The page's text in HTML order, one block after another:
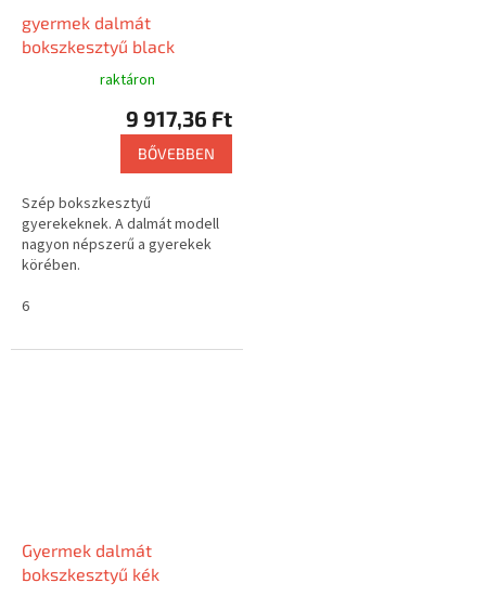
gyermek dalmát
bokszkesztyű black
raktáron
9 917,36 Ft
BŐVEBBEN
Szép bokszkesztyű
gyerekeknek. A dalmát modell
nagyon népszerű a gyerekek
körében.
6
Gyermek dalmát
bokszkesztyű kék